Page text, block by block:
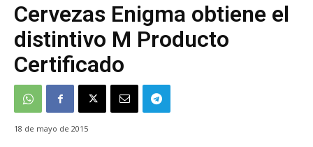
Cervezas Enigma obtiene el
distintivo M Producto
Certificado
18 de mayo de 2015